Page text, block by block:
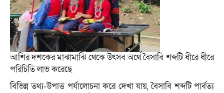
আশির দশকের মাঝামাঝি থেকে উৎসব অর্থে বৈসাবি শব্দটি ধীরে ধীরে
পরিচিতি লাভ করেছে
বিভিন্ন তথ্য-উপাত্ত পর্যালোচনা করে দেখা যায়, বৈসাবি শব্দটি পার্বত্য